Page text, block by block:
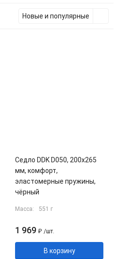
Новые и популярные
Седло DDK D050, 200x265
мм, комфорт,
эластомерные пружины,
чёрный
Масса: 551 г
1 969 ₽ /шт.
В корзину